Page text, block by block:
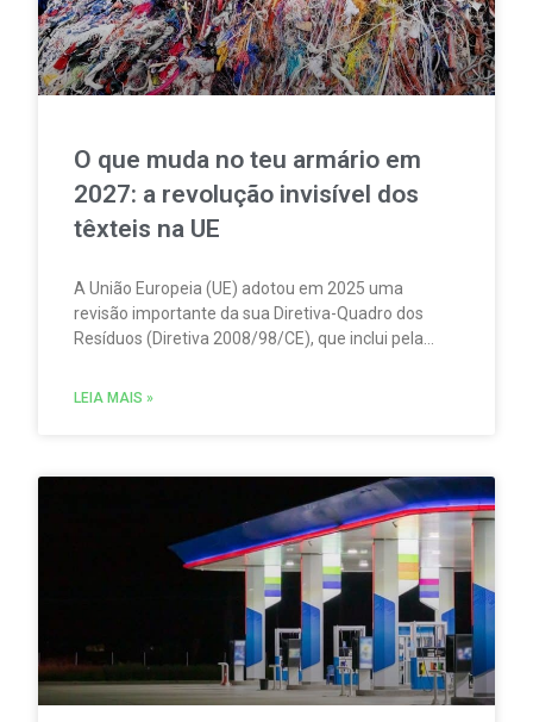
O que muda no teu armário em
2027: a revolução invisível dos
têxteis na UE
A União Europeia (UE) adotou em 2025 uma
revisão importante da sua Diretiva-Quadro dos
Resíduos (Diretiva 2008/98/CE), que inclui pela
Responsabilidade Alargada do Produtor (RAP /
LEIA MAIS »